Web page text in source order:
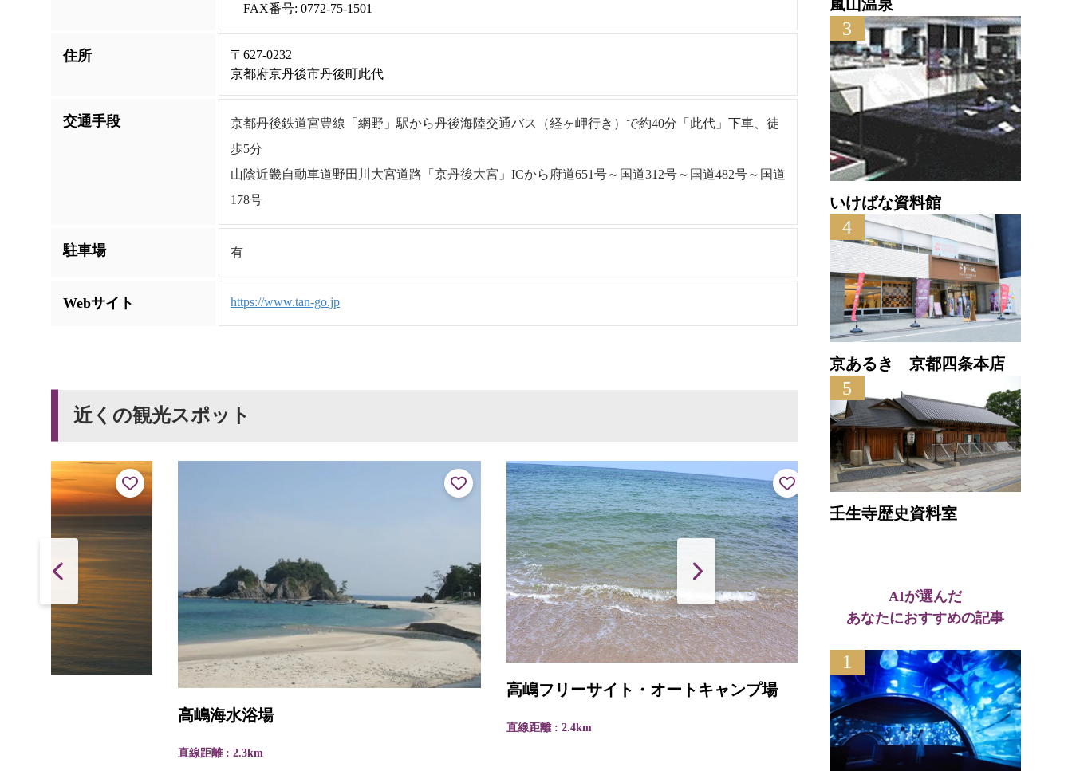
FAX番号: 0772-75-1501
住所
〒627-0232
京都府京丹後市丹後町此代
交通手段
京都丹後鉄道宮豊線「網野」駅から丹後海陸交通バス（経ヶ岬行き）で約40分「此代」下車、徒
歩5分
山陰近畿自動車道野田川大宮道路「京丹後大宮」ICから府道651号～国道312号～国道482号～国道
178号
駐車場 有
Webサイト https://www.tan-go.jp
近くの観光スポット
高嶋フリーサイト・オートキャンプ場
竹野海水浴場
直線距離 : 2.5km
嵐山温泉
3
いけばな資料館
4
京あるき 京都四条本店
5
壬生寺歴史資料室
AIが選んだ
あなたにおすすめの記事
1